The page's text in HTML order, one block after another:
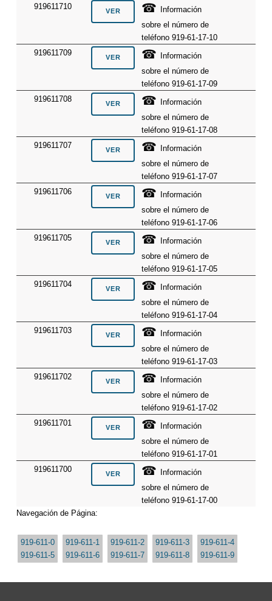
919611710
☎
Información
sobre el número de
teléfono 919-61-17-10
919611709
☎
Información
sobre el número de
teléfono 919-61-17-09
919611708
☎
Información
sobre el número de
teléfono 919-61-17-08
919611707
☎
Información
sobre el número de
teléfono 919-61-17-07
919611706
☎
Información
sobre el número de
teléfono 919-61-17-06
919611705
☎
Información
sobre el número de
teléfono 919-61-17-05
919611704
☎
Información
sobre el número de
teléfono 919-61-17-04
919611703
☎
Información
sobre el número de
teléfono 919-61-17-03
919611702
☎
Información
sobre el número de
teléfono 919-61-17-02
919611701
☎
Información
sobre el número de
teléfono 919-61-17-01
919611700
☎
Información
sobre el número de
teléfono 919-61-17-00
Navegación de Página:
919-611-0 919-611-1 919-611-2 919-611-3
919-611-4
919-611-5
919-611-6 919-611-7 919-611-8 919-611-9